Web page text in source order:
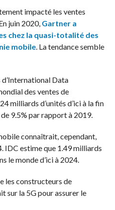
impacté les ventes
juin 2020, Gartner a
chez la quasi-totalité des
mobile. La tendance semble
Data
des ventes de
milliards d’unités d’ici à la fin
9.5% par rapport à 2019.
connaîtrait, cependant,
IDC estime que 1.49 milliards
le monde d’ici à 2024.
les constructeurs de
sur la 5G pour assurer le